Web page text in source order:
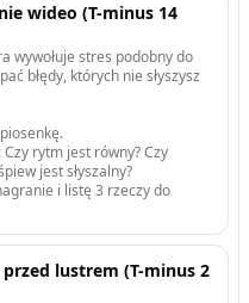
wideo (T-minus 14
wywołuje stres podobny do
błędy, których nie słyszysz
rytm jest równy? Czy
jest słyszalny?
i listę 3 rzeczy do
lustrem (T-minus 2